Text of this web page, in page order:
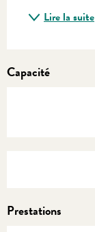
Lire la suite
Capacité
Prestations